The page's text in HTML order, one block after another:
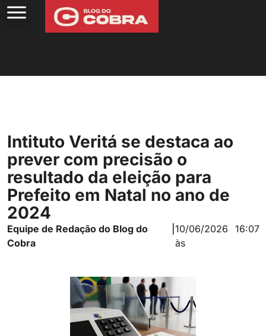
Intituto Veritá se destaca ao
prever com precisão o
resultado da eleição para
Prefeito em Natal no ano de
2024
Equipe de Redação do Blog do
Cobra
|10/06/2026
às
16:07